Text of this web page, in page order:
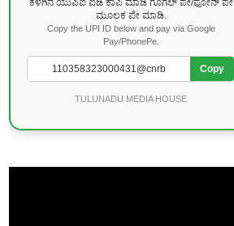
ಕೆಳಗಿನ ಯುಪಿಐ ಐಡಿ ಕಾಪಿ ಮಾಡಿ ಗೂಗಲ್ ಪೇ/ಫೋನ್ ಪೇ
ಮೂಲಕ ಪೇ ಮಾಡಿ.
Copy the UPI ID below and pay via Google
Pay/PhonePe.
Copy
TULUNADU MEDIA HOUSE